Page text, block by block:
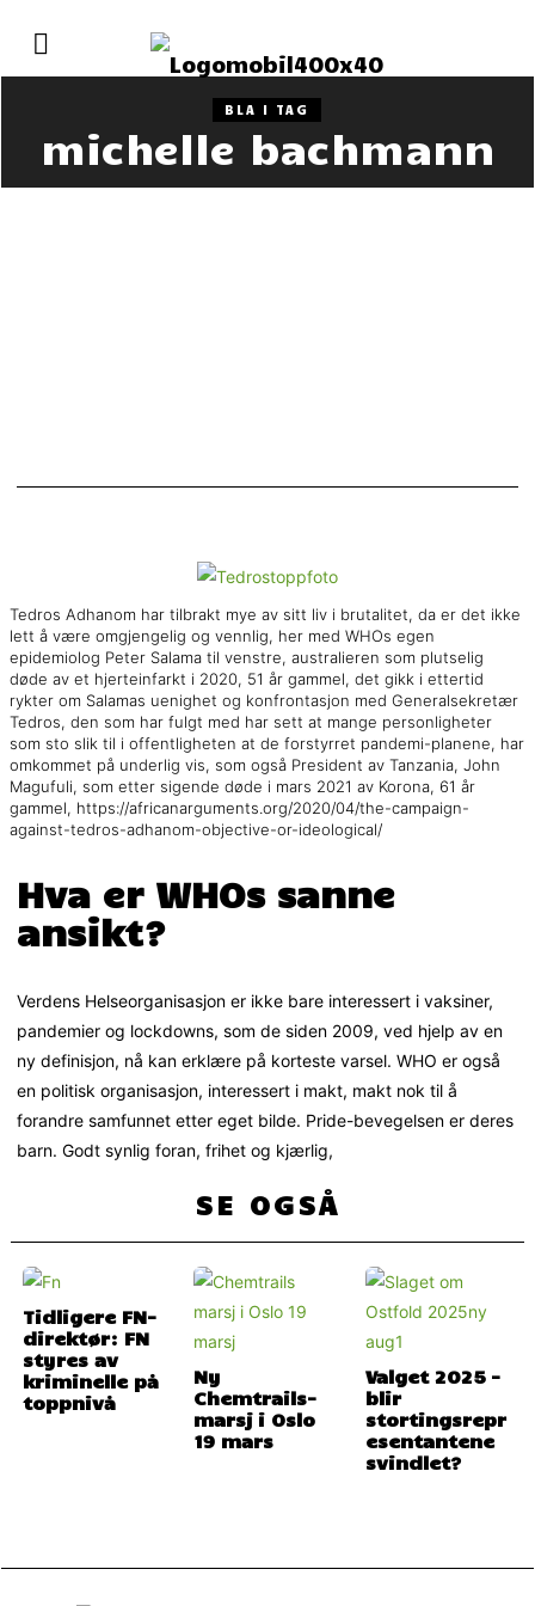
BLA I TAG
michelle bachmann
Tedros Adhanom har tilbrakt mye av sitt liv i brutalitet, da er det ikke
lett å være omgjengelig og vennlig, her med WHOs egen
epidemiolog Peter Salama til venstre, australieren som plutselig
døde av et hjerteinfarkt i 2020, 51 år gammel, det gikk i ettertid
rykter om Salamas uenighet og konfrontasjon med Generalsekretær
Tedros, den som har fulgt med har sett at mange personligheter
som sto slik til i offentligheten at de forstyrret pandemi-planene, har
omkommet på underlig vis, som også President av Tanzania, John
Magufuli, som etter sigende døde i mars 2021 av Korona, 61 år
gammel, https://africanarguments.org/2020/04/the-campaign-
against-tedros-adhanom-objective-or-ideological/
Hva er WHOs sanne
ansikt?
Verdens Helseorganisasjon er ikke bare interessert i vaksiner,
pandemier og lockdowns, som de siden 2009, ved hjelp av en
ny definisjon, nå kan erklære på korteste varsel. WHO er også
en politisk organisasjon, interessert i makt, makt nok til å
forandre samfunnet etter eget bilde. Pride-bevegelsen er deres
barn. Godt synlig foran, frihet og kjærlig,
SE OGSÅ
Tidligere FN-
direktør: FN
styres av
kriminelle på
toppnivå
Ny
Chemtrails-
marsj i Oslo
19 mars
Valget 2025 –
blir
stortingsrepr
esentantene
svindlet?